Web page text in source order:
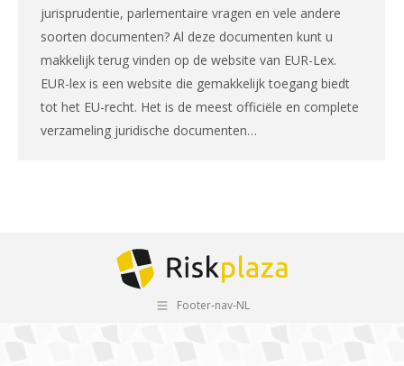
jurisprudentie, parlementaire vragen en vele andere
soorten documenten? Al deze documenten kunt u
makkelijk terug vinden op de website van EUR-Lex.
EUR-lex is een website die gemakkelijk toegang biedt
tot het EU-recht. Het is de meest officiële en complete
verzameling juridische documenten…
Footer-nav-NL